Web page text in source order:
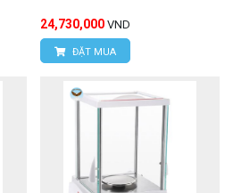
24,730,000 VND
ĐẶT MUA